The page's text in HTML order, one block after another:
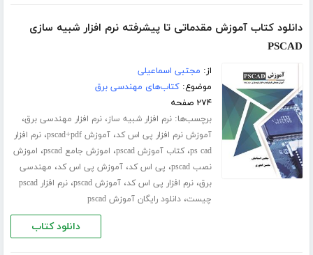
دانلود کتاب آموزش مقدماتی تا پیشرفته نرم افزار شبیه سازی
PSCAD
از: مجتبی اسماعیلی
موضوع:کتاب‌های مهندسی برق
۲۷۴ صفحه
برچسب‌ها:نرم افزار شبیه ساز،نرم افزار مهندسی برق،
آموزش نرم افزار پی اس کد،آموزش pscad+pdf ،نرم افزار
ps cad،کتاب آموزش pscad ، اموزش جامع pscad ، اموزش
نصب pscad
، پی اس کد،آموزش پی اس کد، مهندسی
برق،نرم افزار پی اس کد،آموزش pscad ،
نرم افزار pscad
چیست،دانلود رایگان آموزش pscad
دانلود کتاب